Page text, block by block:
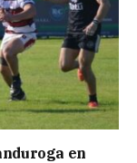
en